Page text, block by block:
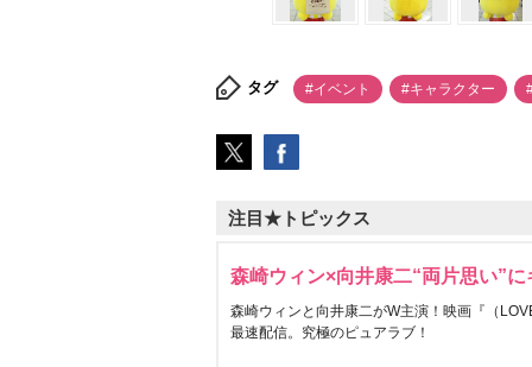
タグ #イベント #キャラクター
注目★トピックス
森崎ウィン×向井康二“両片思い”
森崎ウィンと向井康二がW主演！映画『（
最速配信。究極のピュアラブ！